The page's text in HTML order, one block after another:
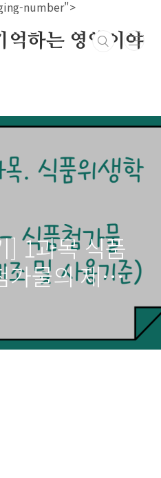
number">
억하는 영양이야
] 1과목 식품
물의 제조기
기출 위주 정